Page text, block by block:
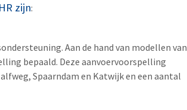
zijn:
Aan de hand van modellen van
bepaald. Deze aanvoervoorspelling
Spaarndam en Katwijk en een aantal